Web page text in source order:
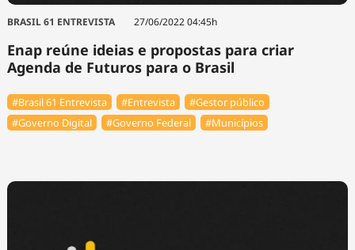
BRASIL 61 ENTREVISTA 27/06/2022 04:45h
Enap reúne ideias e propostas para criar
Agenda de Futuros para o Brasil
#Brasil 61 Entrevista #Entrevista
#Gestor público
#Governo Digital
#Governo Federal #Municípios